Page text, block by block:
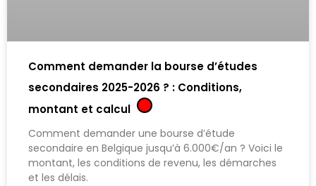
Comment demander la bourse d’études
secondaires 2025-2026 ? : Conditions,
montant et calcul
Comment demander une bourse d’étude
secondaire en Belgique jusqu’à 6.000€/an ? Voici le
montant, les conditions de revenu, les démarches
et les délais.